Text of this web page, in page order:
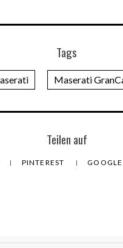
Tags
Maserati
Teilen auf
PINTEREST